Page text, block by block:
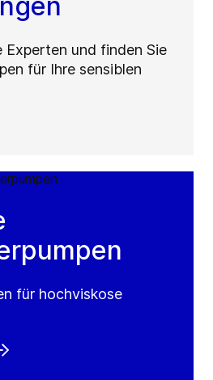
Experten und finden Sie
für Ihre sensiblen
für hochviskose